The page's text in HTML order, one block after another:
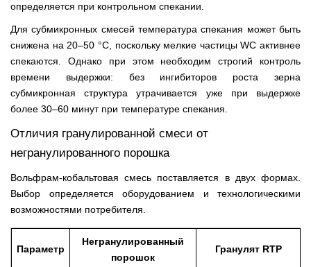
определяется при контрольном спекании.
Для субмикронных смесей температура спекания может быть
снижена на 20–50 °C, поскольку мелкие частицы WC активнее
спекаются. Однако при этом необходим строгий контроль
времени выдержки: без ингибиторов роста зерна
субмикронная структура утрачивается уже при выдержке
более 30–60 минут при температуре спекания.
Отличия гранулированной смеси от
негранулированного порошка
Вольфрам-кобальтовая смесь поставляется в двух формах.
Выбор определяется оборудованием и технологическими
возможностями потребителя.
Параметр
Негранулированный
порошок
Гранулят RTP